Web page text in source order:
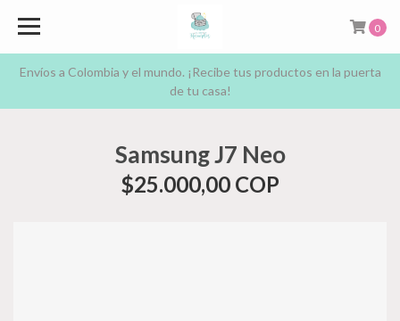
Envíos a Colombia y el mundo. ¡Recibe tus productos en la puerta
de tu casa!
0
Samsung J7 Neo
$25.000,00 COP